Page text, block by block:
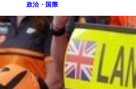
政治・国際